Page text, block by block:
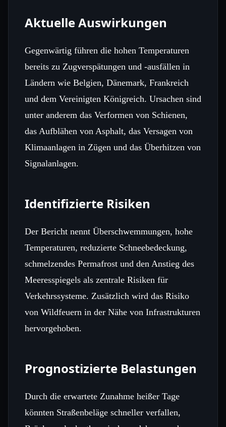
Aktuelle Auswirkungen
Gegenwärtig führen die hohen Temperaturen
bereits zu Zugverspätungen und -ausfällen in
Ländern wie Belgien, Dänemark, Frankreich
und dem Vereinigten Königreich. Ursachen sind
unter anderem das Verformen von Schienen,
das Aufblähen von Asphalt, das Versagen von
Klimaanlagen in Zügen und das Überhitzen von
Signalanlagen.
Identifizierte Risiken
Der Bericht nennt Überschwemmungen, hohe
Temperaturen, reduzierte Schneebedeckung,
schmelzendes Permafrost und den Anstieg des
Meeresspiegels als zentrale Risiken für
Verkehrssysteme. Zusätzlich wird das Risiko
von Wildfeuern in der Nähe von Infrastrukturen
hervorgehoben.
Prognostizierte Belastungen
Durch die erwartete Zunahme heißer Tage
könnten Straßenbeläge schneller verfallen,